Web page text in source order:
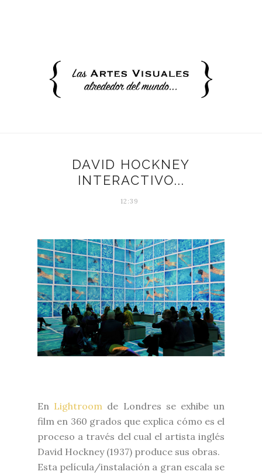
DAVID HOCKNEY
INTERACTIVO...
12:39
En Lightroom de Londres se exhibe un
film en 360 grados que explica cómo es el
proceso a través del cual el artista inglés
David Hockney (1937) produce sus obras.
Esta película/instalación a gran escala se